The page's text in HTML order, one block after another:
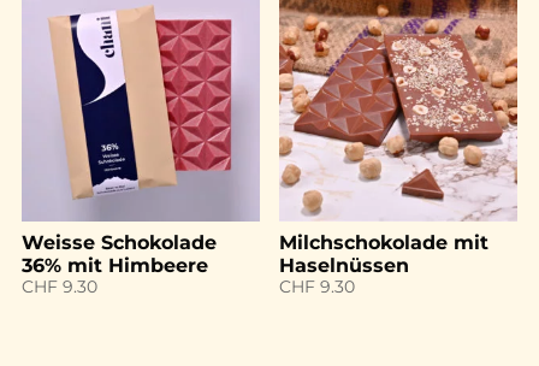
Weisse Schokolade
36% mit Himbeere
CHF9.30
Milchschokolade mit
Haselnüssen
CHF 9.30